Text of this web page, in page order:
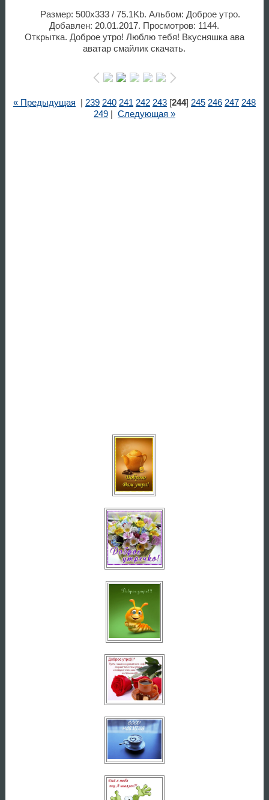
Размер: 500x333 / 75.1Kb. Альбом: Доброе утро.
Добавлен: 20.01.2017. Просмотров: 1144.
Открытка. Доброе утро! Люблю тебя! Вкусняшка ава
аватар смайлик скачать.
« Предыдущая 239 240 241 242 243[244] 245 246 247 248
249| Следующая »